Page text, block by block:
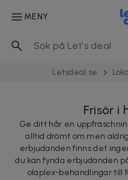
MENY
Letsdeal.se
Frisör i
Ge ditt hår en
alltid drömt om men
erbjudanden finns det
du kan fynda erbjudanden
olaplex-behandlingar till